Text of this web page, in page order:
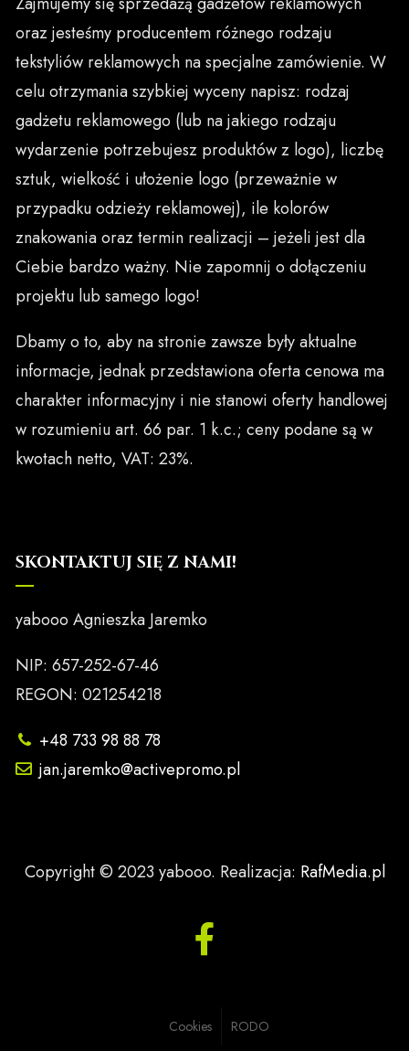
oraz jesteśmy producentem różnego rodzaju
tekstyliów reklamowych na specjalne zamówienie. W
celu otrzymania szybkiej wyceny napisz: rodzaj
gadżetu reklamowego (lub na jakiego rodzaju
wydarzenie potrzebujesz produktów z logo), liczbę
sztuk, wielkość i ułożenie logo (przeważnie w
przypadku odzieży reklamowej), ile kolorów
znakowania oraz termin realizacji – jeżeli jest dla
Ciebie bardzo ważny. Nie zapomnij o dołączeniu
projektu lub samego logo!
Dbamy o to, aby na stronie zawsze były aktualne
informacje, jednak przedstawiona oferta cenowa ma
charakter informacyjny i nie stanowi oferty handlowej
w rozumieniu art. 66 par. 1 k.c.; ceny podane są w
kwotach netto, VAT: 23%.
SKONTAKTUJ SIĘ Z NAMI!
yabooo Agnieszka Jaremko
NIP: 657-252-67-46
REGON: 021254218
+48 733 98 88 78
jan.jaremko@activepromo.pl
Copyright © 2023 yabooo. Realizacja: RafMedia.pl
Cookies RODO